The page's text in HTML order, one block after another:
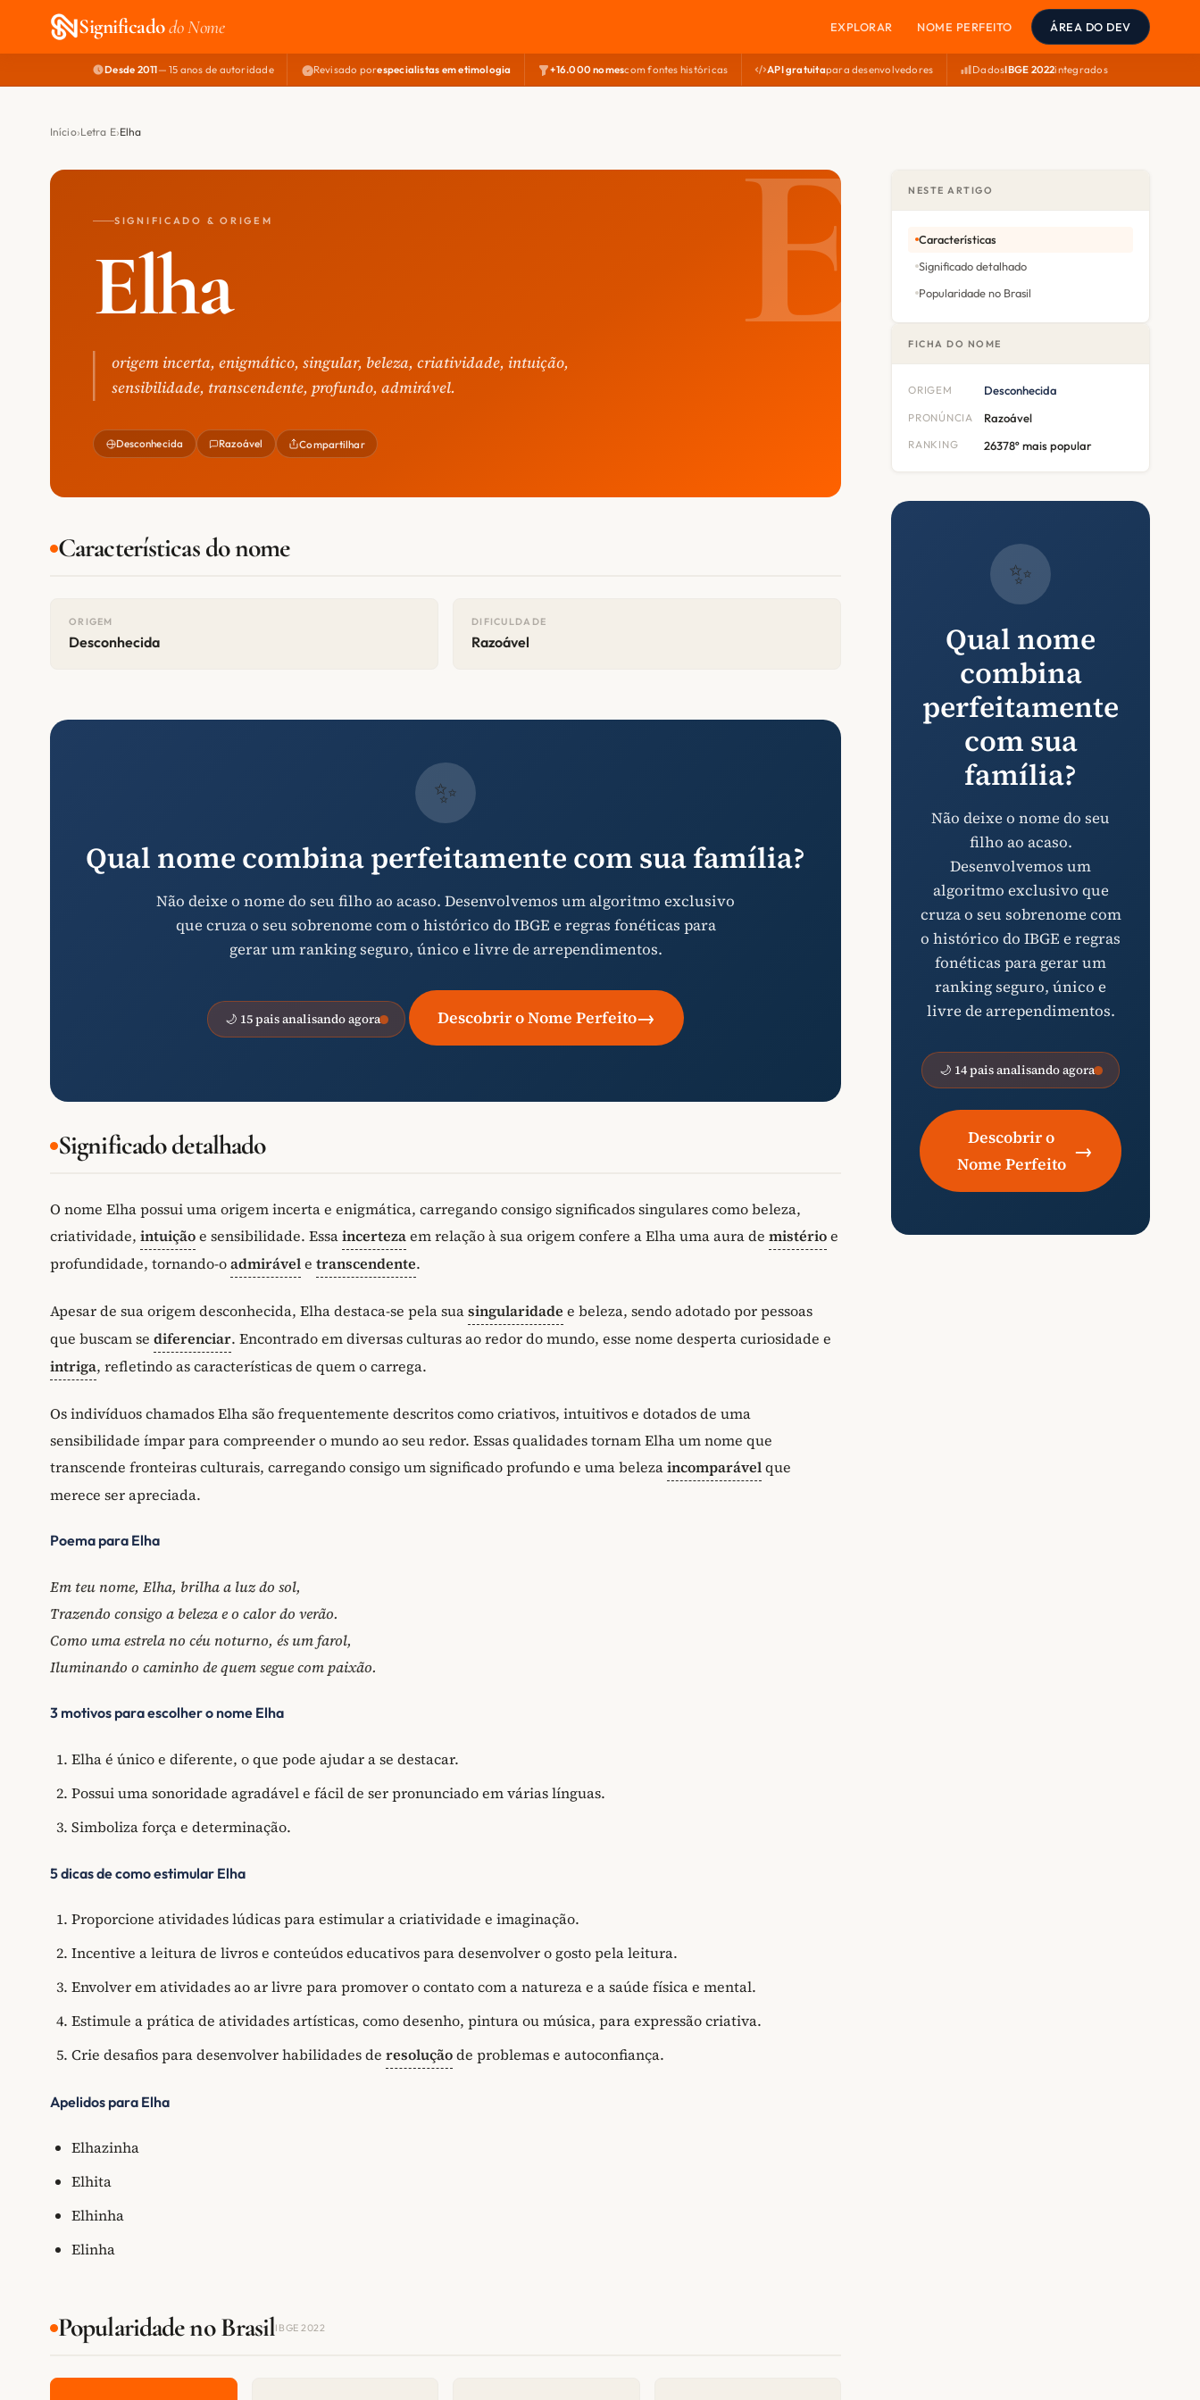
Significadodo Nome EXPLORAR NOME PERFEITO ÁREA DO DEV
Desde 2011— 15 anos de autoridade Revisado porespecialistas em etimologia +16.000 nomescom fontes históricas API gratuitapara desenvolvedores DadosIBGE 2022integrados
Início Letra E Elha
SIGNIFICADO & ORIGEM
Elha
origem incerta, enigmático, singular, beleza, criatividade, intuição,
sensibilidade, transcendente, profundo, admirável.
Desconhecida Razoável Compartilhar
Características do nome
ORIGEM
Desconhecida
DIFICULDADE
Razoável
✨
Qual nome combina perfeitamente com sua família?
Não deixe o nome do seu filho ao acaso. Desenvolvemos um algoritmo exclusivo
que cruza o seu sobrenome com o histórico do IBGE e regras fonéticas para
gerar um ranking seguro, único e livre de arrependimentos.
🌙 15 pais analisando agora Descobrir o Nome Perfeito→
Significado detalhado
O nome Elha possui uma origem incerta e enigmática, carregando consigo significados singulares como beleza,
criatividade, intuiçãoe sensibilidade. Essaincertezaem relação à sua origem confere a Elha uma aura de mistérioe
profundidade, tornando-oadmirávele transcendente.
Apesar de sua origem desconhecida, Elha destaca-se pela suasingularidade e beleza, sendo adotado por pessoas
que buscam se diferenciar. Encontrado em diversas culturas ao redor do mundo, esse nome desperta curiosidade e
intriga, refletindo as características de quem o carrega.
Os indivíduos chamados Elha são frequentemente descritos como criativos, intuitivos e dotados de uma
sensibilidade ímpar para compreender o mundo ao seu redor. Essas qualidades tornam Elha um nome que
transcende fronteiras culturais, carregando consigo um significado profundo e uma belezaincomparávelque
merece ser apreciada.
Poema para Elha
Em teu nome, Elha, brilha a luz do sol,
Trazendo consigo a beleza e o calor do verão.
Como uma estrela no céu noturno, és um farol,
Iluminando o caminho de quem segue com paixão.
3 motivos para escolher o nome Elha
Elha é único e diferente, o que pode ajudar a se destacar.
Possui uma sonoridade agradável e fácil de ser pronunciado em várias línguas.
Simboliza força e determinação.
5 dicas de como estimular Elha
Proporcione atividades lúdicas para estimular a criatividade e imaginação.
Incentive a leitura de livros e conteúdos educativos para desenvolver o gosto pela leitura.
Envolver em atividades ao ar livre para promover o contato com a natureza e a saúde física e mental.
Estimule a prática de atividades artísticas, como desenho, pintura ou música, para expressão criativa.
Crie desafios para desenvolver habilidades de resoluçãode problemas e autoconfiança.
Apelidos para Elha
Elhazinha
Elhita
Elhinha
Elinha
Popularidade no BrasilIBGE 2022
NESTE ARTIGO
Características
Significado detalhado
Popularidade no Brasil
FICHA DO NOME
ORIGEM Desconhecida
PRONÚNCIA Razoável
RANKING 26378º mais popular
✨
Qual nome
combina
perfeitamente
com sua
família?
Não deixe o nome do seu
filho ao acaso.
Desenvolvemos um
algoritmo exclusivo que
cruza o seu sobrenome com
o histórico do IBGE e regras
fonéticas para gerar um
ranking seguro, único e
livre de arrependimentos.
🌙 14 pais analisando agora
Descobrir o
Nome Perfeito
→